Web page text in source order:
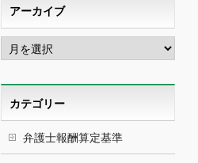
アーカイブ
ア
ー
イ
ブカテゴリー
弁護士報酬算定基準